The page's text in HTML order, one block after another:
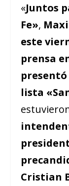
«Juntos
Fe»,
este
prensa
lista
Cristian